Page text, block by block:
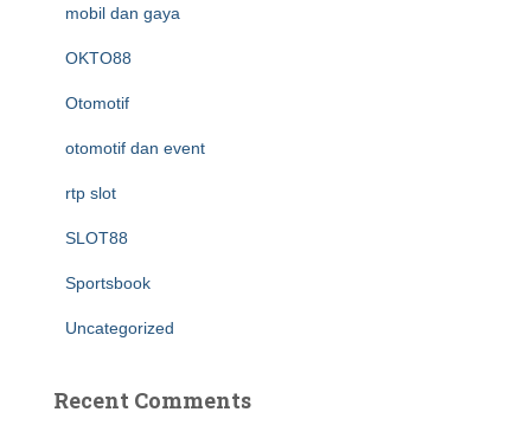
mobil dan gaya
OKTO88
Otomotif
otomotif dan event
rtp slot
SLOT88
Sportsbook
Uncategorized
Recent Comments